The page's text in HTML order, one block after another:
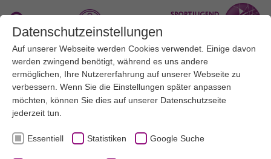
Zum Hauptinhalt springen
Suche
Menü
Artikel
MEDIEN
NEWS
Datenschutzeinstellungen
Auf unserer Webseite werden Cookies verwendet. Einige davon
werden zwingend benötigt, während es uns andere
ermöglichen, Ihre Nutzererfahrung auf unserer Webseite zu
verbessern. Wenn Sie die Einstellungen später anpassen
möchten, können Sie dies auf unserer Datenschutzseite
jederzeit tun.
Essentiell Statistiken Google Suche